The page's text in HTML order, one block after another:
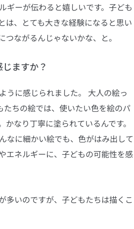
ギーが伝わると嬉しいです。子ども
は、とても大きな経験になると思い
ながるんじゃないかな、と。
ますか？
うに感じられました。 大人の絵っ
たちの絵では、使いたい色を絵のパ
なり丁寧に塗られているんです。
なに細かい絵でも、色がはみ出して
エネルギーに、子どもの可能性を感
多いのですが、子どもたちは描くこ